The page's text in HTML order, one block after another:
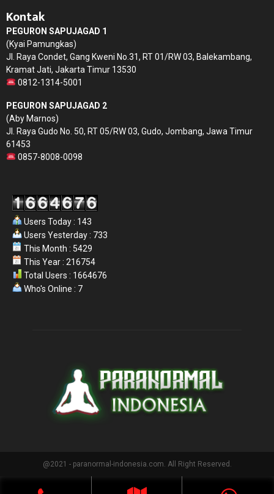
Kontak
PEGURON SAPUJAGAD 1
(Kyai Pamungkas)
Jl. Raya Condet, Gang Kweni No.31, RT 01/RW 03, Balekambang,
Kramat Jati, Jakarta Timur 13530
0812-1314-5001
PEGURON SAPUJAGAD 2
(Aby Marnos)
Jl. Raya Gudo No. 50, RT 05/RW 03, Gudo, Jombang, Jawa Timur
61453
0857-8008-0098
Users Today : 143
Users Yesterday : 733
This Month : 5429
This Year : 216754
Total Users : 1664676
Who's Online : 7
@2021 - paranormal-indonesia.com. All Right Reserved.